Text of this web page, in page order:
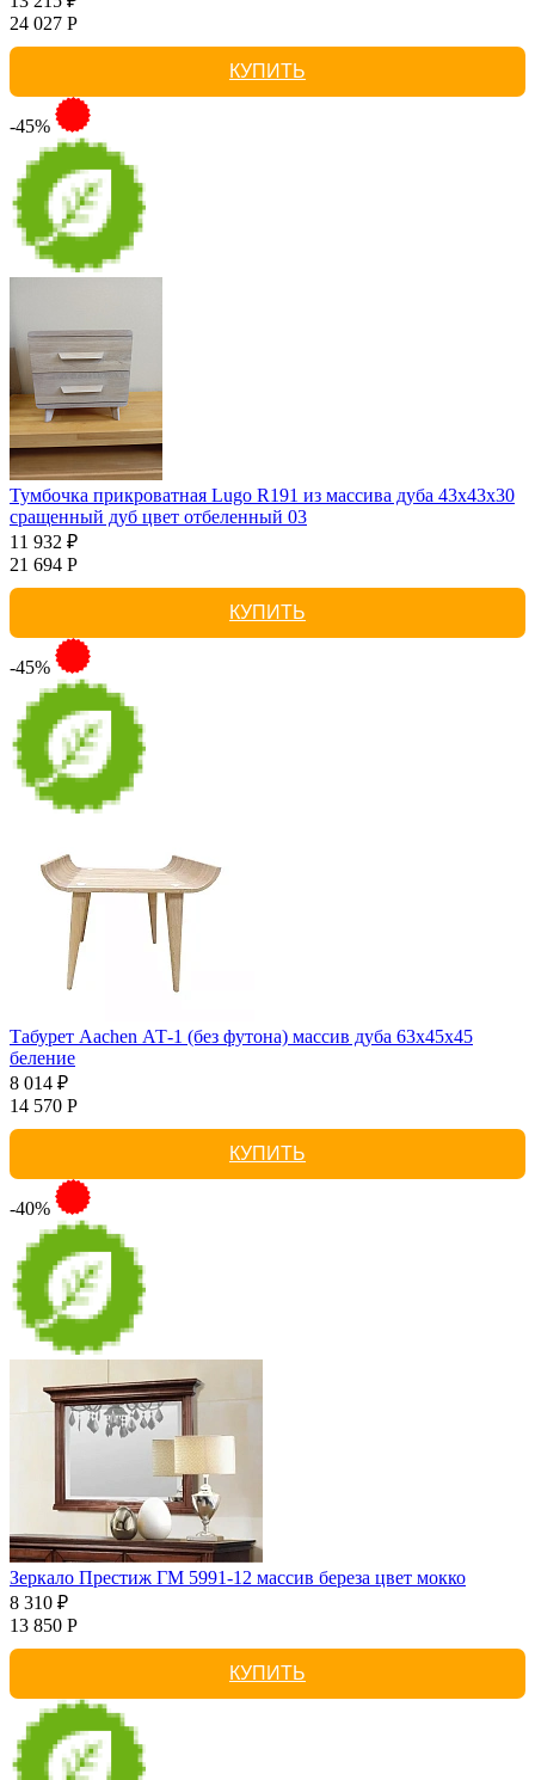
24 027 Р
КУПИТЬ
-45%
Тумбочка прикроватная Lugo R191 из массива дуба 43х43х30
сращенный дуб цвет отбеленный 03
11 932 ₽
21 694 Р
КУПИТЬ
-45%
Табурет Aachen АТ-1 (без футона) массив дуба 63х45х45
беление
8 014 ₽
14 570 Р
КУПИТЬ
-40%
Зеркало Престиж ГМ 5991-12 массив береза цвет мокко
8 310 ₽
13 850 Р
КУПИТЬ